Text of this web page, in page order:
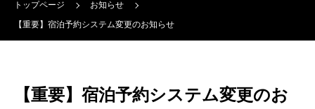
トップページ
お知らせ
【重要】宿泊予約システム変更のお知らせ
【重要】宿泊予約システム変更のお